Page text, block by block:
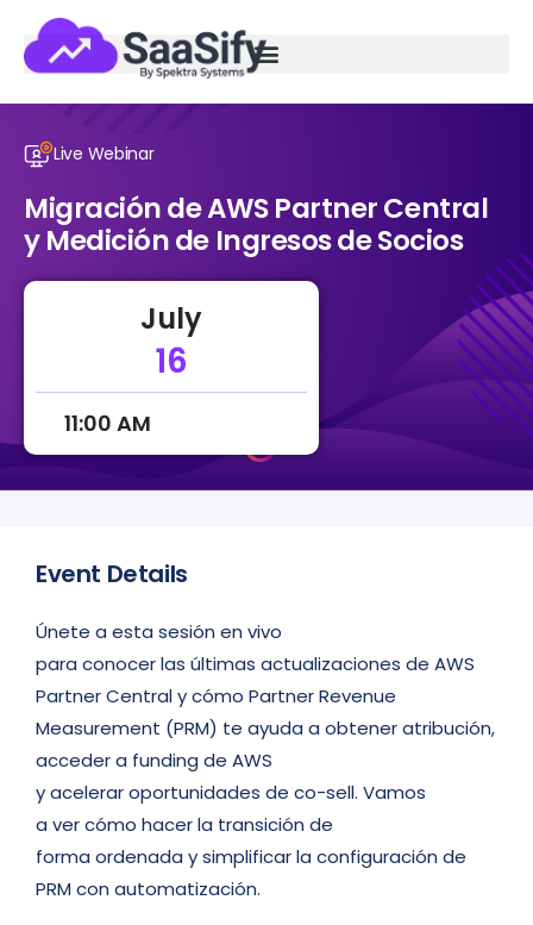
Live Webinar
Migración de AWS Partner Central
y Medición de Ingresos de Socios
July
16
11:00 AM
Event Details
Únete a esta sesión en vivo
para conocerlas últimas actualizaciones de AWS
Partner Central ycómo Partner Revenue
Measurement (PRM) te ayuda a obteneratribución,
acceder a funding de AWS
yaceleraroportunidades de co-sell. Vamos
a vercómo hacerla transición de
forma ordenada ysimplificarla configuración de
PRM con automatización.